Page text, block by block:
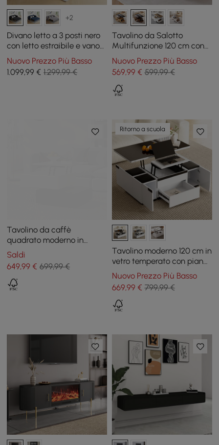
+2
Divano letto a 3 posti nero
con letto estraibile e vano
portaoggetti
Nuovo Prezzo Più Basso
1.099,99 € 1.299,99 €
Tavolino da Salotto
Multifunzione 120 cm con
Piano Sollevabile, Cassetti
e Armadietto
Nuovo Prezzo Più Basso
569,99€ 599,99 €
Tavolino da caffè
quadrato moderno in
pietra sinterizzata con
ripiano rialzabile nero e
kaki con contenitore
Saldi
649,99 € 699,99 €
Ritorno a scuola
Tavolino moderno 120 cm in
vetro temperato con piano
sollevabile e cassetti
Nuovo Prezzo Più Basso
669,99€ 799,99 €